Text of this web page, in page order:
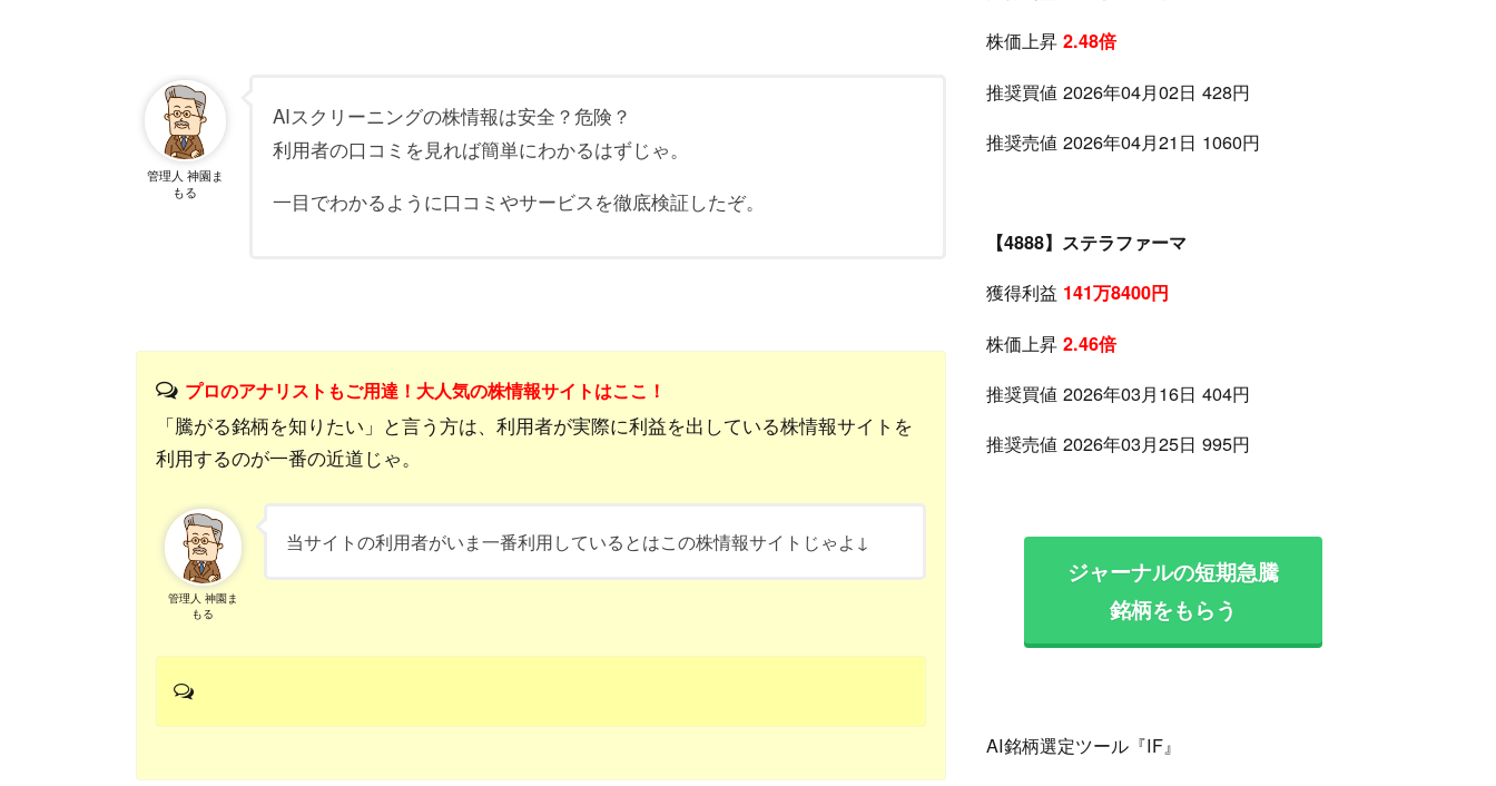
管理人 神園ま
もる
AIスクリーニングの株情報は安全？危険？
利用者の口コミを見れば簡単にわかるはずじゃ。
一目でわかるように口コミやサービスを徹底検証したぞ。
プロのアナリストもご用達！大人気の株情報サイトはここ！
「騰がる銘柄を知りたい」と言う方は、利用者が実際に利益を出している株情報サイトを
利用するのが一番の近道じゃ。
管理人 神園ま
もる
当サイトの利用者がいま一番利用しているとはこの株情報サイトじゃよ↓
株価上昇 2.48倍
推奨買値 2026年04月02日 428円
推奨売値 2026年04月21日 1060円
【4888】ステラファーマ
獲得利益 141万8400円
株価上昇 2.46倍
推奨買値 2026年03月16日 404円
推奨売値 2026年03月25日 995円
ジャーナルの短期急騰
銘柄をもらう
AI銘柄選定ツール『IF』